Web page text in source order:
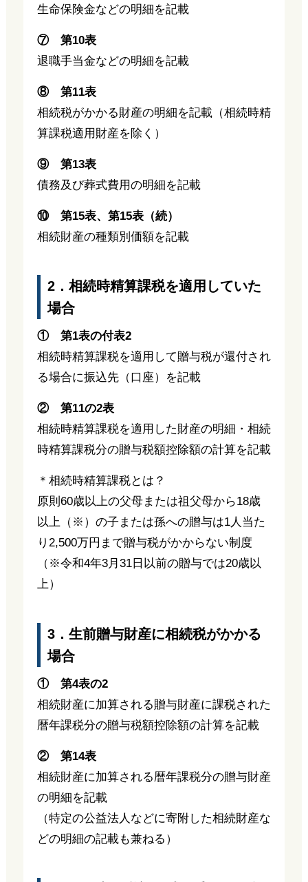
生命保険金などの明細を記載
⑦ 第10表
退職手当金などの明細を記載
⑧ 第11表
相続税がかかる財産の明細を記載（相続時精
算課税適用財産を除く）
⑨ 第13表
債務及び葬式費用の明細を記載
⑩ 第15表、第15表（続）
相続財産の種類別価額を記載
2．相続時精算課税を適用していた
場合
① 第1表の付表2
相続時精算課税を適用して贈与税が還付され
る場合に振込先（口座）を記載
② 第11の2表
相続時精算課税を適用した財産の明細・相続
時精算課税分の贈与税額控除額の計算を記載
＊相続時精算課税とは？
原則60歳以上の父母または祖父母から18歳
以上（※）の子または孫への贈与は1人当た
り2,500万円まで贈与税がかからない制度
（※令和4年3月31日以前の贈与では20歳以
上）
3．生前贈与財産に相続税がかかる
場合
① 第4表の2
相続財産に加算される贈与財産に課税された
暦年課税分の贈与税額控除額の計算を記載
② 第14表
相続財産に加算される暦年課税分の贈与財産
の明細を記載
（特定の公益法人などに寄附した相続財産な
どの明細の記載も兼ねる）